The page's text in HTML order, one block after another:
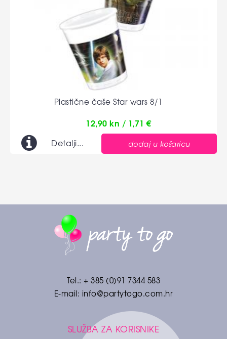
Plastične čaše Star wars 8/1
12,90 kn / 1,71 €
Detalji... dodaj u košaricu
Tel.: + 385 (0)91 7344 583
E-mail: info@partytogo.com.hr
SLUŽBA ZA KORISNIKE